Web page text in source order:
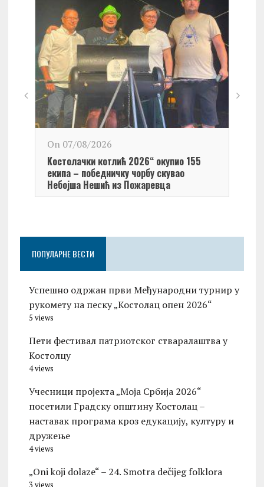
On 07/08/2026
Kостолачки котлић 2026“ окупио 155
екипа – победничку чорбу скувао
Небојша Нешић из Пожаревца
ПОПУЛАРНЕ ВЕСТИ
Успешно одржан први Међународни турнир у
рукомету на песку „Костолац опен 2026“
5 views
Пети фестивал патриотског стваралаштва у
Костолцу
4 views
Учесници пројекта „Моја Србија 2026“
посетили Градску општину Костолац –
наставак програма кроз едукацију, културу и
дружење
4 views
„Oni koji dolaze“ – 24. Smotra dečijeg folklora
3 views